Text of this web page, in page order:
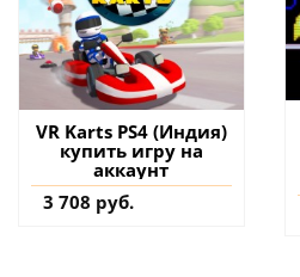
VR Karts PS4 (Индия)
купить игру на
аккаунт
3 708 руб.